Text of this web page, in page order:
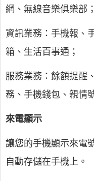
網、無線音樂俱樂部；
資訊業務：手機報、
箱、生活百事通；
服務業務：餘額提醒
務、手機錢包、親情
來電顯示
讓您的手機顯示來電
自動存儲在手機上。